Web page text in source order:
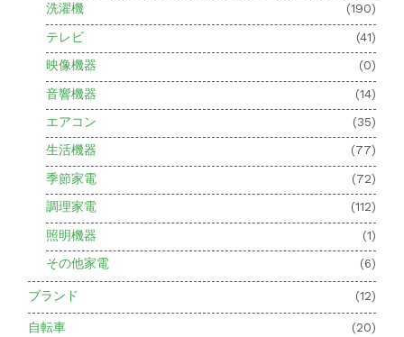
洗濯機
(190)
テレビ
(41)
映像機器
(0)
音響機器
(14)
エアコン
(35)
生活機器
(77)
季節家電
(72)
調理家電
(112)
照明機器
(1)
その他家電
(6)
ブランド (12)
自転車 (20)